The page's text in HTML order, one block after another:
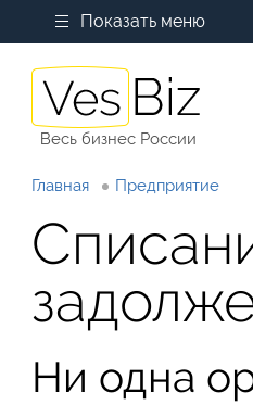
Показать меню
Весь бизнес России
Главная Предприятие
Ни одна